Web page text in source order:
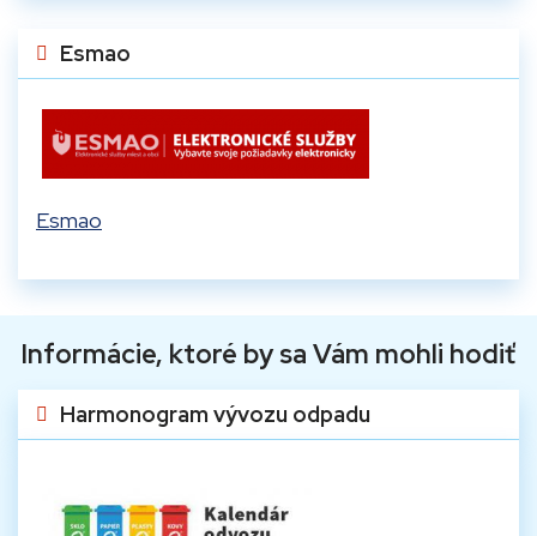
Esmao
Esmao
Informácie, ktoré by sa Vám mohli hodiť
Harmonogram vývozu odpadu